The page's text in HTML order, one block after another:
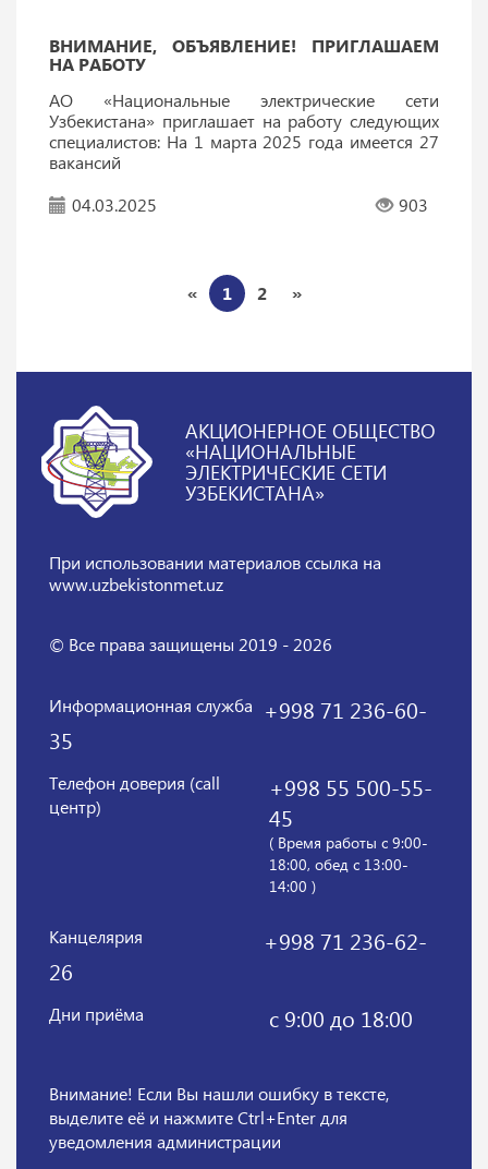
ВНИМАНИЕ, ОБЪЯВЛЕНИЕ! ПРИГЛАШАЕМ
НА РАБОТУ
АО «Национальные электрические сети
Узбекистана» приглашает на работу следующих
специалистов: На 1 марта 2025 года имеется 27
вакансий
04.03.2025
903
« 1 2 »
АКЦИОНЕРНОЕ ОБЩЕСТВО
«НАЦИОНАЛЬНЫЕ
ЭЛЕКТРИЧЕСКИЕ СЕТИ
УЗБЕКИСТАНА»
При использовании материаловссылка на
www.uzbekistonmet.uz
© Все права защищены 2019 - 2026
Информационная служба
+998 71 236-60-
35
Телефон доверия (call
центр)
+998 55 500-55-
45
( Время работы с 9:00-
18:00, обед с 13:00-
14:00 )
Канцелярия
+998 71 236-62-
26
Дни приёма с 9:00 до 18:00
Внимание! Если Вы нашли ошибку в тексте,
выделите её и нажмите Ctrl+Enter для
уведомления администрации